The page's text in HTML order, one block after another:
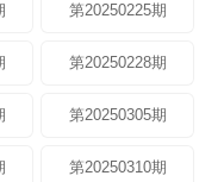
第20250225期
第20250228期
第20250305期
第20250310期